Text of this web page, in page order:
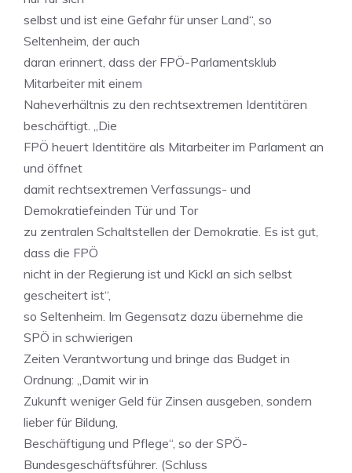
selbst und ist eine Gefahr für unser Land“, so
Seltenheim, der auch
daran erinnert, dass der FPÖ-Parlamentsklub
Mitarbeiter mit einem
Naheverhältnis zu den rechtsextremen Identitären
beschäftigt. „Die
FPÖ heuert Identitäre als Mitarbeiter im Parlament an
und öffnet
damit rechtsextremen Verfassungs- und
Demokratiefeinden Tür und Tor
zu zentralen Schaltstellen der Demokratie. Es ist gut,
dass die FPÖ
nicht in der Regierung ist und Kickl an sich selbst
gescheitert ist“,
so Seltenheim. Im Gegensatz dazu übernehme die
SPÖ in schwierigen
Zeiten Verantwortung und bringe das Budget in
Ordnung: „Damit wir in
Zukunft weniger Geld für Zinsen ausgeben, sondern
lieber für Bildung,
Beschäftigung und Pflege“, so der SPÖ-
Bundesgeschäftsführer. (Schluss